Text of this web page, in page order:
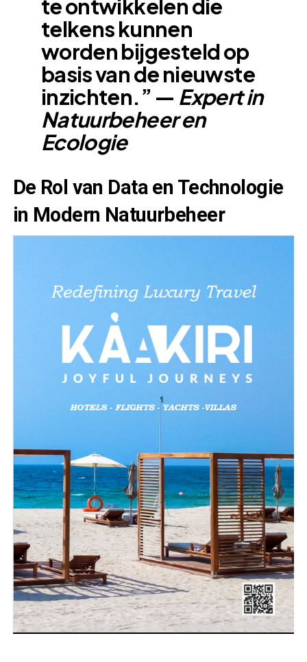
te ontwikkelen die
telkens kunnen
worden bijgesteld op
basis van de nieuwste
inzichten.” — Expert in
Natuurbeheer en
Ecologie
De Rol van Data en Technologie
in Modern Natuurbeheer